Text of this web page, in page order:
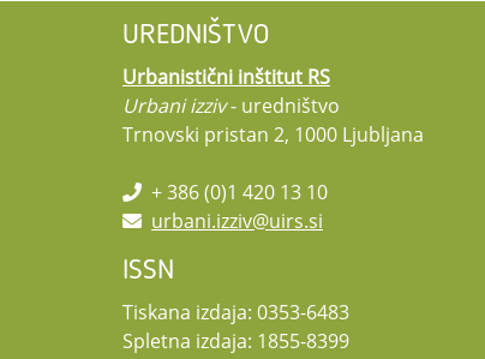
UREDNIŠTVO
Urbanistični inštitut RS
Urbani izziv- uredništvo
Trnovski pristan 2, 1000 Ljubljana
+ 386 (0)1 420 13 10
urbani.izziv@uirs.si
ISSN
Tiskana izdaja: 0353-6483
Spletna izdaja: 1855-8399